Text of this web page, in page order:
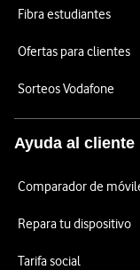
Fibra estudiantes
Ofertas para clientes
Sorteos Vodafone
Ayuda al cliente
Comparador de
Repara tu dispositivo
Tarifa social